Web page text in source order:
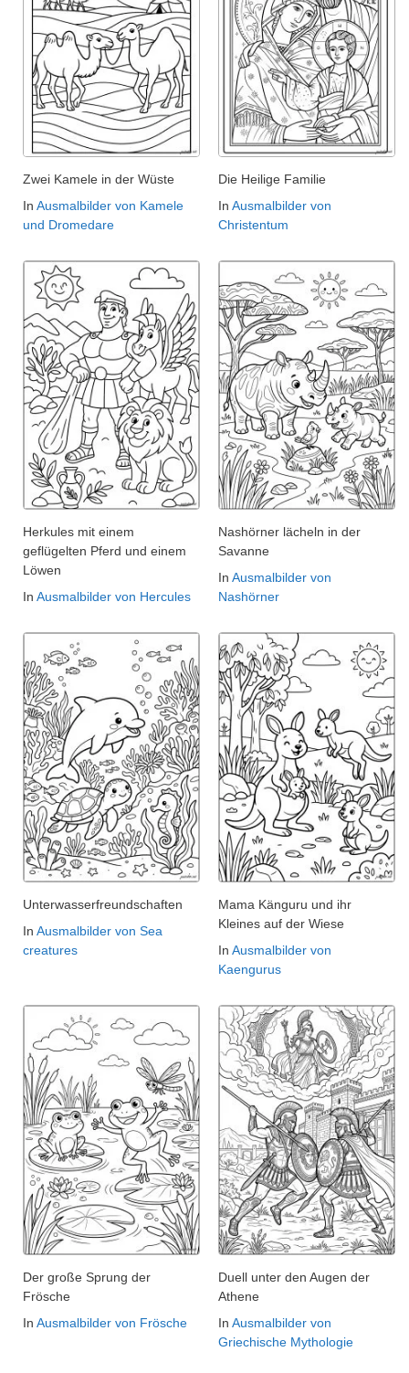
Zwei Kamele in der Wüste
In Ausmalbilder von Kamele
und Dromedare
Die Heilige Familie
In Ausmalbilder von
Christentum
Herkules mit einem
geflügelten Pferd und einem
Löwen
In Ausmalbilder von Hercules
Nashörner lächeln in der
Savanne
In Ausmalbilder von
Nashörner
Unterwasserfreundschaften
In Ausmalbilder von Sea
creatures
Mama Känguru und ihr
Kleines auf der Wiese
In Ausmalbilder von
Kaengurus
Der große Sprung der
Frösche
In Ausmalbilder von Frösche
Duell unter den Augen der
Athene
In Ausmalbilder von
Griechische Mythologie